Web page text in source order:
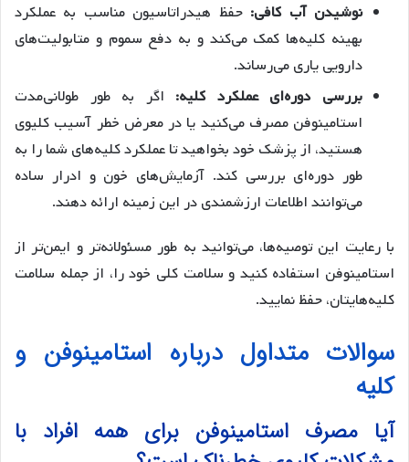
نوشیدن آب کافی: حفظ هیدراتاسیون مناسب به عملکرد
بهینه کلیه‌ها کمک می‌کند و به دفع سموم و متابولیت‌های
دارویی یاری می‌رساند.
بررسی دوره‌ای عملکرد کلیه: اگر به طور طولانی‌مدت
استامینوفن مصرف می‌کنید یا در معرض خطر آسیب کلیوی
هستید، از پزشک خود بخواهید تا عملکرد کلیه‌های شما را به
طور دوره‌ای بررسی کند. آزمایش‌های خون و ادرار ساده
می‌توانند اطلاعات ارزشمندی در این زمینه ارائه دهند.
با رعایت این توصیه‌ها، می‌توانید به طور مسئولانه‌تر و ایمن‌تر از
استامینوفن استفاده کنید و سلامت کلی خود را، از جمله سلامت
کلیه‌هایتان، حفظ نمایید.
سوالات متداول درباره استامینوفن و
کلیه
آیا مصرف استامینوفن برای همه افراد با